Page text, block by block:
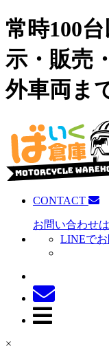
常時100
示・販売
外車両ま
CONTACT
お問い合わせ
LINEで
×